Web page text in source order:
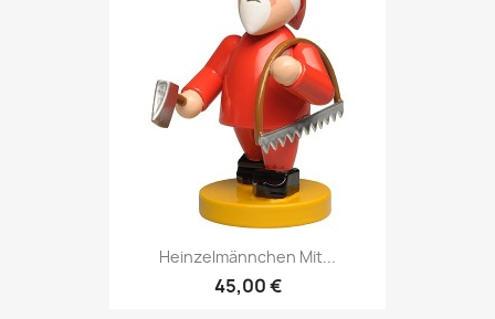
Heinzelmännchen Mit...
45,00 €